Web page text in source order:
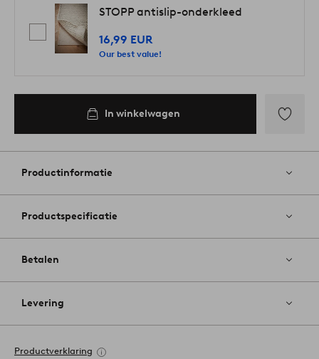
STOPP antislip-onderkleed
16,99 EUR
Our best value!
In winkelwagen
aan
Productinformatie
Productspecificatie
Betalen
Levering
Productverklaring